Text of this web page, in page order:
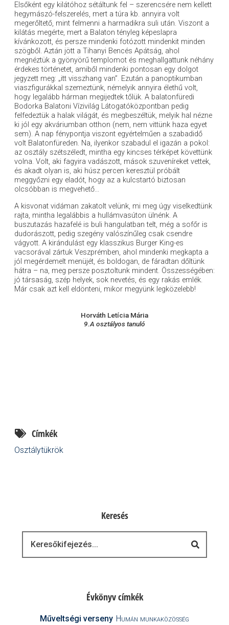
Elsőként egy kilátóhoz sétáltunk fel – szerencsére nem kellett
hegymászó-felszerelés, mert a túra kb. annyira volt
megerőltető, mint felmenni a harmadikra suli után. Viszont a
kilátás megérte, mert a Balaton tényleg képeslapra
kívánkozott, és persze mindenki fotózott mindenkit minden
szögből. Aztán jött a Tihanyi Bencés Apátság, ahol
megnéztük a gyönyörű templomot és meghallgattunk néhány
érdekes történetet, amiből mindenki pontosan egy dolgot
jegyzett meg: „itt visszhang van”. Ezután a panoptikumban
viaszfigurákkal szemeztünk, némelyik annyira élethű volt,
hogy legalább hárman megijedtek tőlük. A balatonfüredi
Bodorka Balatoni Vízivilág Látogatóközpontban pedig
felfedeztük a halak világát, és megbeszéltük, melyik hal nézne
ki jól egy akváriumban otthon (nem, nem vittünk haza egyet
sem). A nap fénypontja viszont egyértelműen a szabadidő
volt Balatonfüreden. Na, ilyenkor szabadul el igazán a pokol:
az osztály szétszéledt, mintha egy kincses térképet követtünk
volna. Volt, aki fagyira vadászott, mások szuveníreket vettek,
és akadt olyan is, aki húsz percen keresztül próbált
meggyőzni egy eladót, hogy az a kulcstartó biztosan
olcsóbban is megvehető...
A kisvonat vidáman zakatolt velünk, mi meg úgy viselkedtünk
rajta, mintha legalábbis a hullámvasúton ülnénk. A
buszutazás hazafelé is buli hangulatban telt, még a sofőr is
dudorászott, pedig szegény valószínűleg csak csendre
vágyott. A kirándulást egy klasszikus Burger King-es
vacsorával zártuk Veszprémben, ahol mindenki megkapta a
jól megérdemelt menüjét, és boldogan, de fáradtan dőltünk
hátra – na, meg persze posztoltunk mindent. Összességében:
jó társaság, szép helyek, sok nevetés, és egy rakás emlék.
Már csak azt kell eldönteni, mikor megyünk legközelebb!
Horváth Letícia Mária
9.A osztályos tanuló
Címkék
Osztálytükrök
Keresés
Évkönyv címkék
Műveltségi verseny Humán munkaközösség